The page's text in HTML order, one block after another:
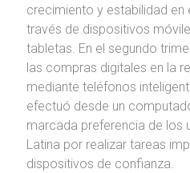
crecimiento y estabilidad en
través de dispositivos
tabletas. En el segundo
las compras digitales en la
mediante teléfonos
efectuó desde un
marcada preferencia de los
Latina por realizar tareas
dispositivos de confianza.